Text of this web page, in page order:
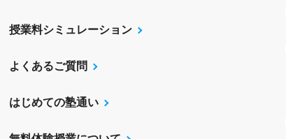
授業料シミュレーション
よくあるご質問
はじめての塾通い